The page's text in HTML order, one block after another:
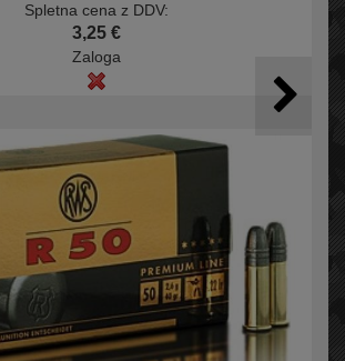
Spletna cena z DDV:
3,25 €
Zaloga